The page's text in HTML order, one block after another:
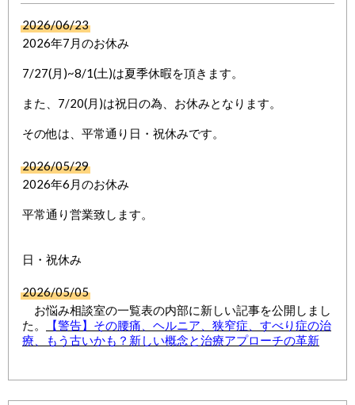
2026/06/23
2026年7月のお休み
7/27(月)~8/1(土)は夏季休暇を頂きます。
また、7/20(月)は祝日の為、お休みとなります。
その他は、平常通り日・祝休みです。
2026/05/29
2026年6月のお休み
平常通り営業致します。
日・祝休み
2026/05/05
お悩み相談室の一覧表の内部に新しい記事を公開しまし
た。
【警告】その腰痛、ヘルニア、狭窄症、すべり症の治
療、もう古いかも？新しい概念と治療アプローチの革新